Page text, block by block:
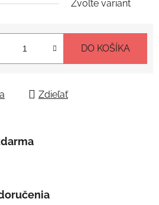
Zvoľte variant
DO KOŠÍKA
Zdieľať